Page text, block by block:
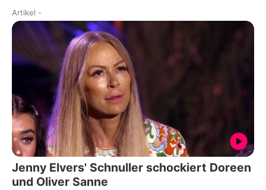
Artikel -
Jenny Elvers' Schnuller schockiert Doreen
und Oliver Sanne